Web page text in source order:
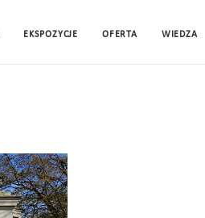
EKSPOZYCJE OFERTA WIEDZA